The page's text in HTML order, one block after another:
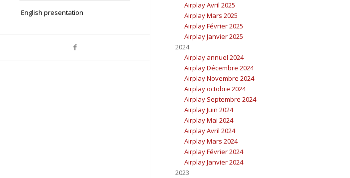
English presentation
Airplay Avril 2025
Airplay Mars 2025
Airplay Février 2025
Airplay Janvier 2025
2024
Airplay annuel 2024
Airplay Décembre 2024
Airplay Novembre 2024
Airplay octobre 2024
Airplay Septembre 2024
Airplay Juin 2024
Airplay Mai 2024
Airplay Avril 2024
Airplay Mars 2024
Airplay Février 2024
Airplay Janvier 2024
2023